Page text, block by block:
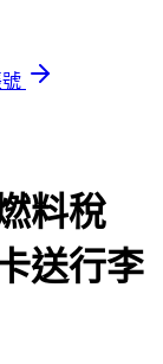
料稅
送行李